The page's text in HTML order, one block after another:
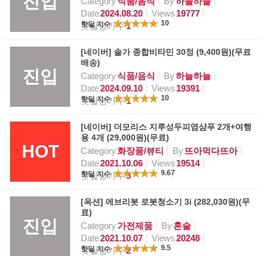
Date2024.08.20 Views 19777
핫딜평가수1
핫딜 지수 10
진입
[네이버] 솔가 종합비타민 30정 (9,400원)(무료
배송)
Category식품/음식 By하늘하늘
Date2024.09.10 Views 19391
핫딜평가수1
핫딜 지수 10
HOT
[네이버] 더모리스 지루성두피염샴푸 2개+여행
용 4개 (29,000원)(무료)
Category화장품/뷰티 By뜨아먹다뜨아
Date2021.10.06 Views 19514
핫딜평가수3
핫딜 지수 9.67
진입
[옥션] 에브리봇 로봇청소기 3i (282,030원)(무
료)
Category가전제품 By혼술
Date2021.10.07 Views20248
핫딜평가수2
핫딜 지수 9.5